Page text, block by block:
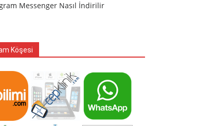
Messenger Nasıl İndirilir
Köşesi